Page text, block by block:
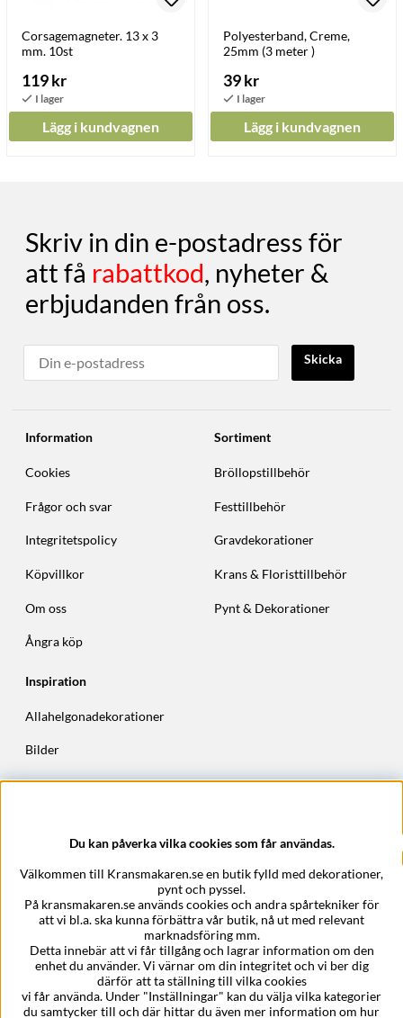
Corsagemagneter. 13 x 3
mm. 10st
119 kr
Lägg i kundvagnen
Polyesterband, Creme,
25mm (3 meter )
39 kr
Lägg i kundvagnen
Skriv in din e-postadress för
att få rabattkod, nyheter &
erbjudanden från oss.
Skicka
Information
Cookies
Frågor och svar
Integritetspolicy
Köpvillkor
Om oss
Ångra köp
Sortiment
Bröllopstillbehör
Festtillbehör
Gravdekorationer
Krans & Floristtillbehör
Pynt & Dekorationer
Inspiration
Allahelgonadekorationer
Bilder
Höstkransar
Epost:support@kransmakaren.se
Du kan påverka vilka cookies som får användas.
Välkommen till Kransmakaren.se en butik fylld med dekorationer,
pynt och pyssel.
På kransmakaren.se används cookies och andra spårtekniker för
att vi bl.a. ska kunna förbättra vår butik, nå ut med relevant
marknadsföring mm.
Detta innebär att vi får tillgång och lagrar information om den
enhet du använder. Vi värnar om din integritet och vi ber dig
därför att ta ställning till vilka cookies
vi får använda. Under "Inställningar" kan du välja vilka kategorier
du samtycker till och där hittar du även mer information om hur